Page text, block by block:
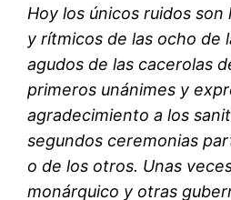
Hoy los únicos ruidos son
y rítmicos de las ocho de
agudos de las cacerolas
primeros unánimes y
agradecimiento a los
segundos ceremonias
o de los otros. Unas
monárquico y otras